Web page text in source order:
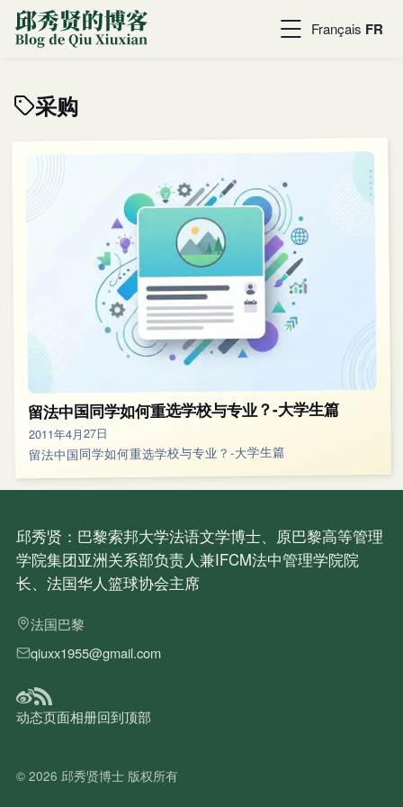
Français FR
采购
留法中国同学如何重选学校与专业？-大学生篇
2011年4月27日
留法中国同学如何重选学校与专业？-大学生篇
邱秀贤：巴黎索邦大学法语文学博士、原巴黎高等管理
学院集团亚洲关系部负责人兼IFCM法中管理学院院
长、法国华人篮球协会主席
法国巴黎
qiuxx1955@gmail.com
动态页面相册回到顶部
© 2026 邱秀贤博士 版权所有